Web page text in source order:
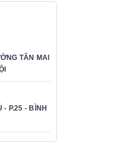
TÂN MAI
P.25 - BÌNH